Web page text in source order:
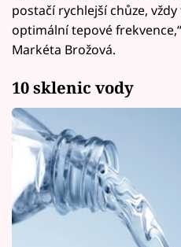
postačí rychlejší chůze,
optimální tepové
Markéta Brožová.
10 sklenic vody